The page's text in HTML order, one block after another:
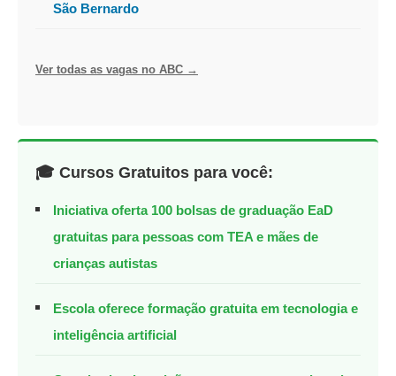
São Bernardo
Ver todas as vagas no ABC →
🎓 Cursos Gratuitos para você:
Iniciativa oferta 100 bolsas de graduação EaD
gratuitas para pessoas com TEA e mães de
crianças autistas
Escola oferece formação gratuita em tecnologia e
inteligência artificial